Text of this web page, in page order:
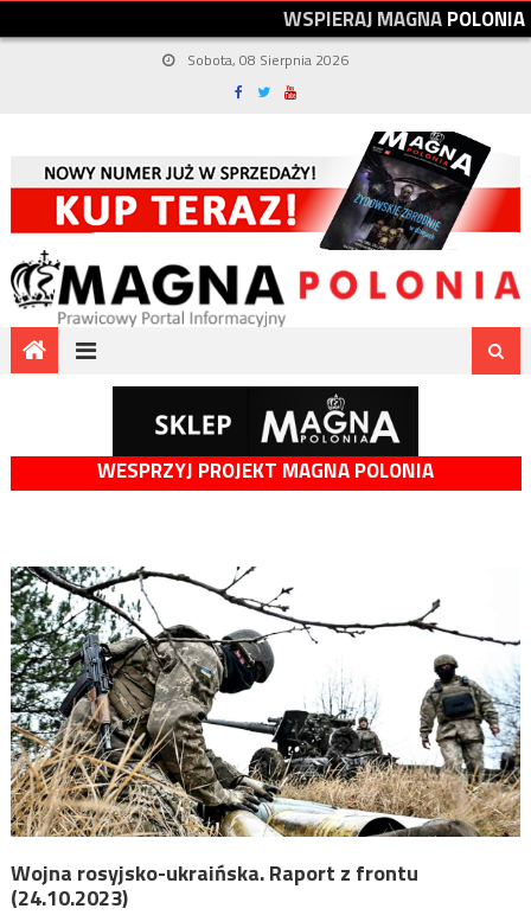
WSPIERAJMAGNAPOLONIA
Sobota, 08 Sierpnia 2026
WESPRZYJ PROJEKT MAGNA POLONIA
Wojna rosyjsko-ukraińska. Raport z frontu
(24.10.2023)